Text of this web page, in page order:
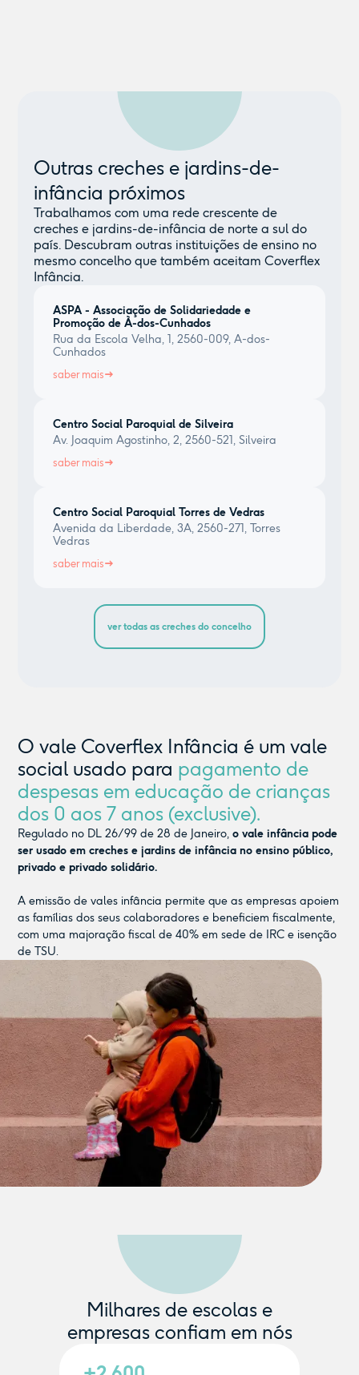
Outras creches e jardins-de-
infância próximos
Trabalhamos com uma rede crescente de
creches e jardins-de-infância de norte a sul do
país. Descubram outras instituições de ensino no
mesmo concelho que também aceitam Coverflex
Infância.
ASPA - Associação de Solidariedade e
Promoção de À-dos-Cunhados
Rua da Escola Velha, 1, 2560-009, A-dos-
Cunhados
saber mais
Centro Social Paroquial de Silveira
Av. Joaquim Agostinho, 2, 2560-521, Silveira
saber mais
Centro Social Paroquial Torres de Vedras
Avenida da Liberdade, 3A, 2560-271, Torres
Vedras
saber mais
ver todas as creches do concelho
O vale Coverflex Infância é um vale
social usado para pagamento de
despesas em educação de crianças
dos 0 aos 7 anos (exclusive).
Regulado no DL 26/99 de 28 de Janeiro,o vale infância pode
ser usado em creches e jardins de infância no ensino público,
privado e privado solidário.
A emissão de vales infância permite que as empresas apoiem
as famílias dos seus colaboradores e beneficiem fiscalmente,
com uma majoração fiscal de 40% em sede de IRC e isenção
de TSU.
Milhares de escolas e
empresas confiam em nós